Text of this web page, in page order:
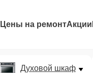
Цены на ремонтАкции
Духовой шкаф